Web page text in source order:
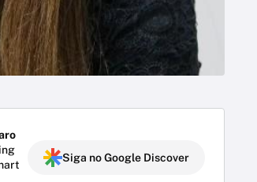
Siga no Google Discover